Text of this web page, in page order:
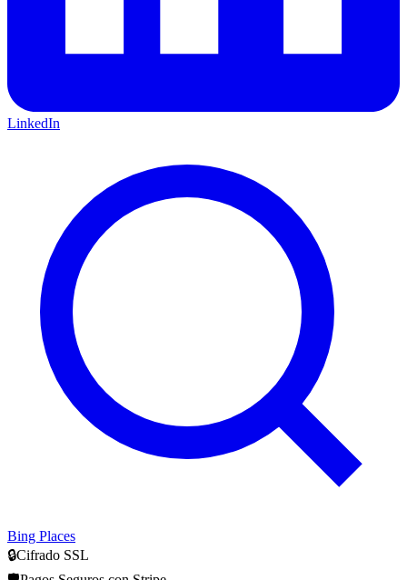
LinkedIn
Bing Places
🔒Cifrado SSL